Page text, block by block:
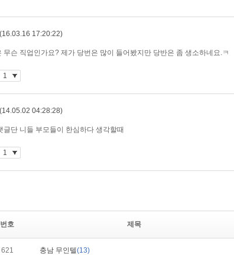
번호 제목
621 충남 무인텔(13)